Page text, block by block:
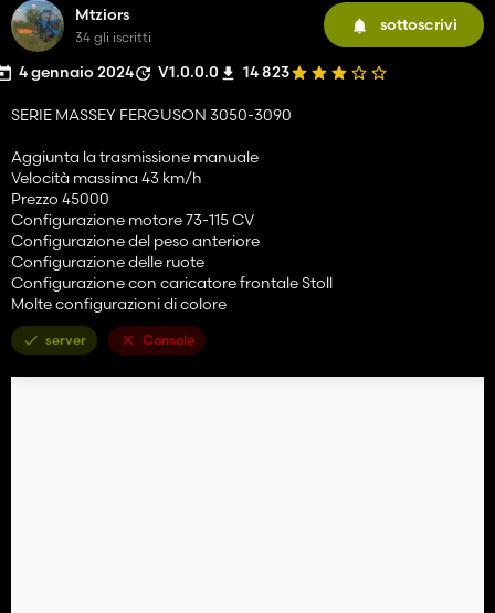
Mtziors
34 gli iscritti
sottoscrivi
4 gennaio 2024 V1.0.0.0 14 823
SERIE MASSEY FERGUSON 3050-3090
Aggiunta la trasmissione manuale
Velocità massima 43 km/h
Prezzo 45000
Configurazione motore 73-115 CV
Configurazione del peso anteriore
Configurazione delle ruote
Configurazione con caricatore frontale Stoll
Molte configurazioni di colore
server Console